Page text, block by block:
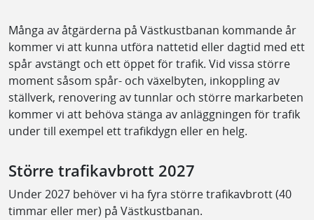
Många av åtgärderna på Västkustbanan kommande år
kommer vi att kunna utföra nattetid eller dagtid med ett
spår avstängt och ett öppet för trafik. Vid vissa större
moment såsom spår- och växelbyten, inkoppling av
ställverk, renovering av tunnlar och större markarbeten
kommer vi att behöva stänga av anläggningen för trafik
under till exempel ett trafikdygn eller en helg.
Större trafikavbrott 2027
Under 2027 behöver vi ha fyra större trafikavbrott (40
timmar eller mer) på Västkustbanan.